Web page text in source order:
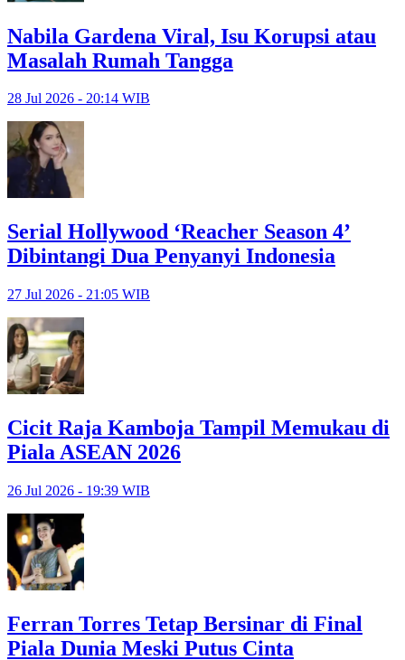
Nabila Gardena Viral, Isu Korupsi atau
Masalah Rumah Tangga
28 Jul 2026 - 20:14 WIB
Serial Hollywood ‘Reacher Season 4’
Dibintangi Dua Penyanyi Indonesia
27 Jul 2026 - 21:05 WIB
Cicit Raja Kamboja Tampil Memukau di
Piala ASEAN 2026
26 Jul 2026 - 19:39 WIB
Ferran Torres Tetap Bersinar di Final
Piala Dunia Meski Putus Cinta